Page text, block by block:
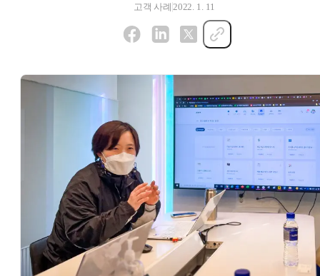
고객 사례 2022. 1. 11